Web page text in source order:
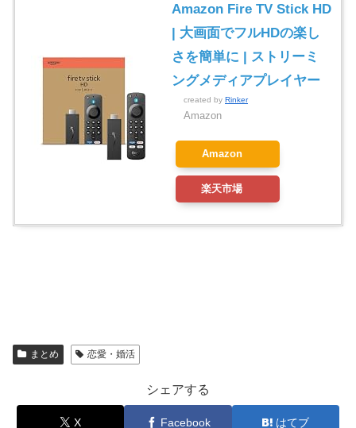
Amazon Fire TV Stick HD
| 大画面でフルHDの楽し
さを簡単に | ストリーミ
ングメディアプレイヤー
created by Rinker
Amazon
Amazon
楽天市場
まとめ 恋愛・婚活
シェアする
X Facebook はてブ